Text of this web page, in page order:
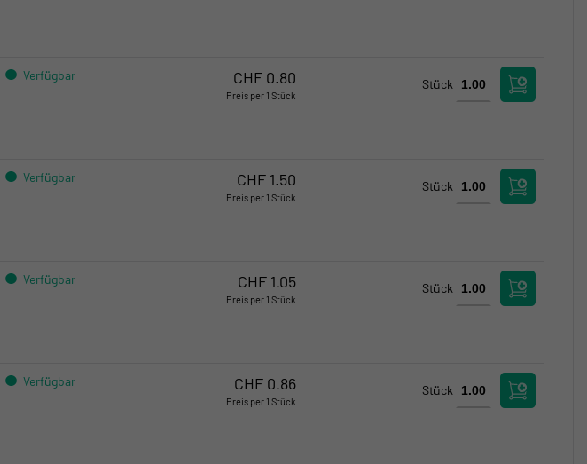
Verfügbar Verfügbar
CHF 0.80
Preis per 1 Stück
Stück
Verfügbar Verfügbar
CHF 1.50
Preis per 1 Stück
Stück
Verfügbar Verfügbar
CHF 1.05
Preis per 1 Stück
Stück
Verfügbar Kritischer Bestand
CHF 0.86
Preis per 1 Stück
Stück